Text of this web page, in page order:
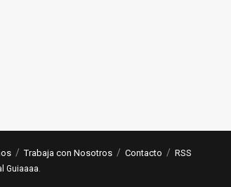
Trabaja con Nosotros Contacto RSS
Guiaaaa